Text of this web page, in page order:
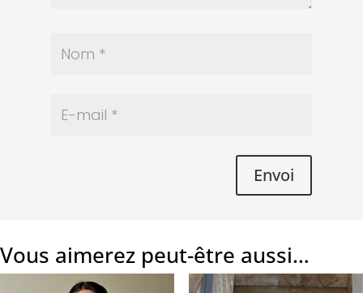
Envoi
Vous aimerez peut-être aussi…